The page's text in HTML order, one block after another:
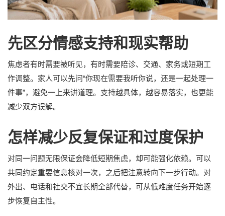
先区分情感支持和现实帮助
焦虑者有时需要被听见，有时需要陪诊、交通、家务或短期工
作调整。家人可以先问“你现在需要我听你说，还是一起处理一
件事”，避免一上来讲道理。支持越具体，越容易落实，也更能
减少双方误解。
怎样减少反复保证和过度保护
对同一问题无限保证会降低短期焦虑，却可能强化依赖。可以
共同约定重要信息核对一次，之后把注意转向下一步行动。对
外出、电话和社交不宜长期全部代替，可从低难度任务开始逐
步恢复自主性。